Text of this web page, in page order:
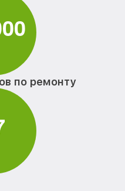
00
по ремонту